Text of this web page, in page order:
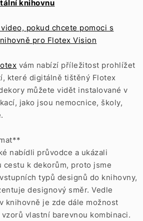
knihovnu
pokud chcete pomoci s
pro Flotex Vision
vám nabízí příležitost prohlížet
které digitálně tištěný Flotex
můžete vidět instalované v
jako jsou nemocnice, školy,
nabídli průvodce a ukázali
cestu k dekorům, proto jsme
typů designů do knihovny,
designový směr. Vedle
knihovně je zde dále možnost
vlastní barevnou kombinaci.